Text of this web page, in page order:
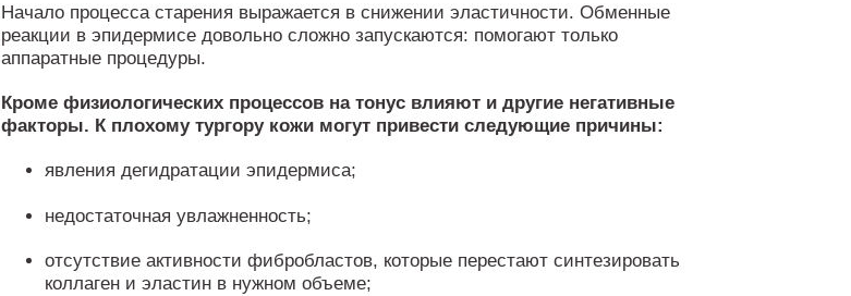
Начало процесса старения выражается в снижении эластичности. Обменные
реакции в эпидермисе довольно сложно запускаются: помогают только
аппаратные процедуры.
Кроме физиологических процессов на тонус влияют и другие негативные
факторы. К плохому тургору кожи могут привести следующие причины:
явления дегидратации эпидермиса;
недостаточная увлажненность;
отсутствие активности фибробластов, которые перестают синтезировать
коллаген и эластин в нужном объеме;